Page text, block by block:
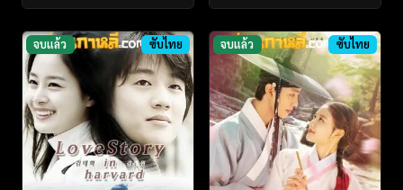
จบแล้ว ซับไทย จบแล้ว ซับไทย